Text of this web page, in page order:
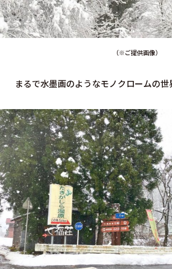
（※ご提供画像）
まるで水墨画のようなモノクロームの世界